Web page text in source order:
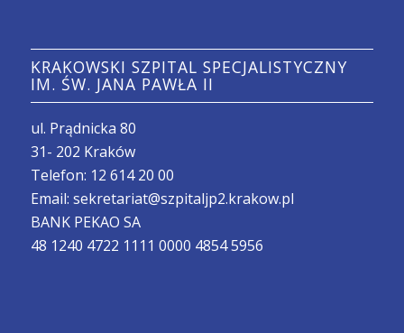
KRAKOWSKI SZPITAL SPECJALISTYCZNY
IM. ŚW. JANA PAWŁA II
ul. Prądnicka 80
31- 202 Kraków
Telefon: 12 614 20 00
Email: sekretariat@szpitaljp2.krakow.pl
BANK PEKAO SA
48 1240 4722 1111 0000 4854 5956